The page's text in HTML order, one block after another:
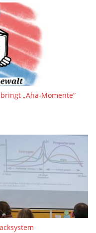
„Aha-Momente“